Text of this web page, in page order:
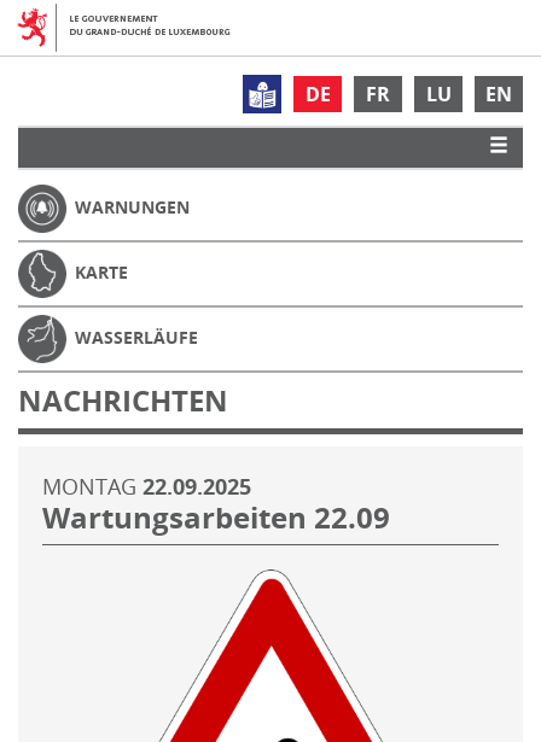
DE FR LU EN
WARNUNGEN
KARTE
WASSERLÄUFE
NACHRICHTEN
MONTAG 22.09.2025
Wartungsarbeiten 22.09